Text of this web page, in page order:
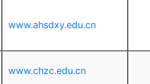
www.ahsdxy.edu.cn
www.chzc.edu.cn